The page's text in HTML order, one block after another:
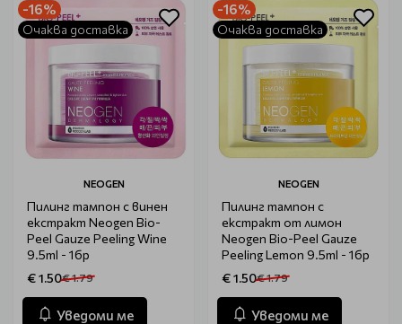
-16%
Очаква доставка
NEOGEN
Пилинг тампон с винен
екстракт Neogen Bio-
Peel Gauze Peeling Wine
9.5ml - 1бр
€ 1.50€ 1.79
Уведоми ме
-16%
Очаква доставка
NEOGEN
Пилинг тампон с
екстракт от лимон
Neogen Bio-Peel Gauze
Peeling Lemon 9.5ml - 1бр
€ 1.50€ 1.79
Уведоми ме